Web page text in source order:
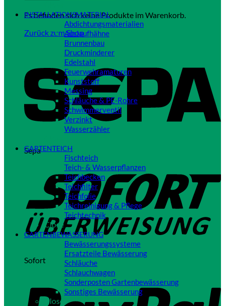
Es befinden sich keine Produkte im Warenkorb.
Zurück zum Shop
Sepa
Sofort
INSTALLATIONSMATERIAL
Abdichtungsmaterialien
Auslaufhähne
Brunnenbau
Druckminderer
Edelstahl
Feuerwehramaturen
Kunststoff
Messing
Schläuche & PE-Rohre
Schwimmerventil
Verzinkt
Wasserzähler
GARTENTEICH
Fischteich
Teich- & Wasserpflanzen
Teichbecken
Teichfilter
Teichfolie
Teichreinigung & Pflege
Teichtechnik
Close
GARTENBEWÄSSERUNG
Bewässerungssysteme
Ersatzteile Bewässerung
Schläuche
Schlauchwagen
Sonderposten Gartenbewässerung
Sonstiges Bewässerung
Close